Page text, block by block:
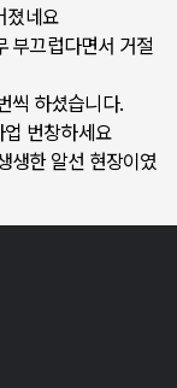
졌네요
부끄럽다면서 거절
씩 하셨습니다.
번창하세요
생한 알선 현장이였